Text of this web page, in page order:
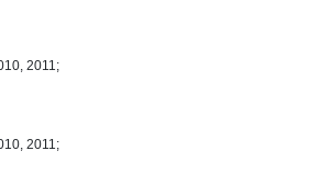
2011;
2011;